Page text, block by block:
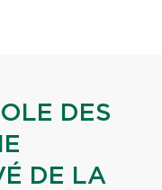
DES
DE LA